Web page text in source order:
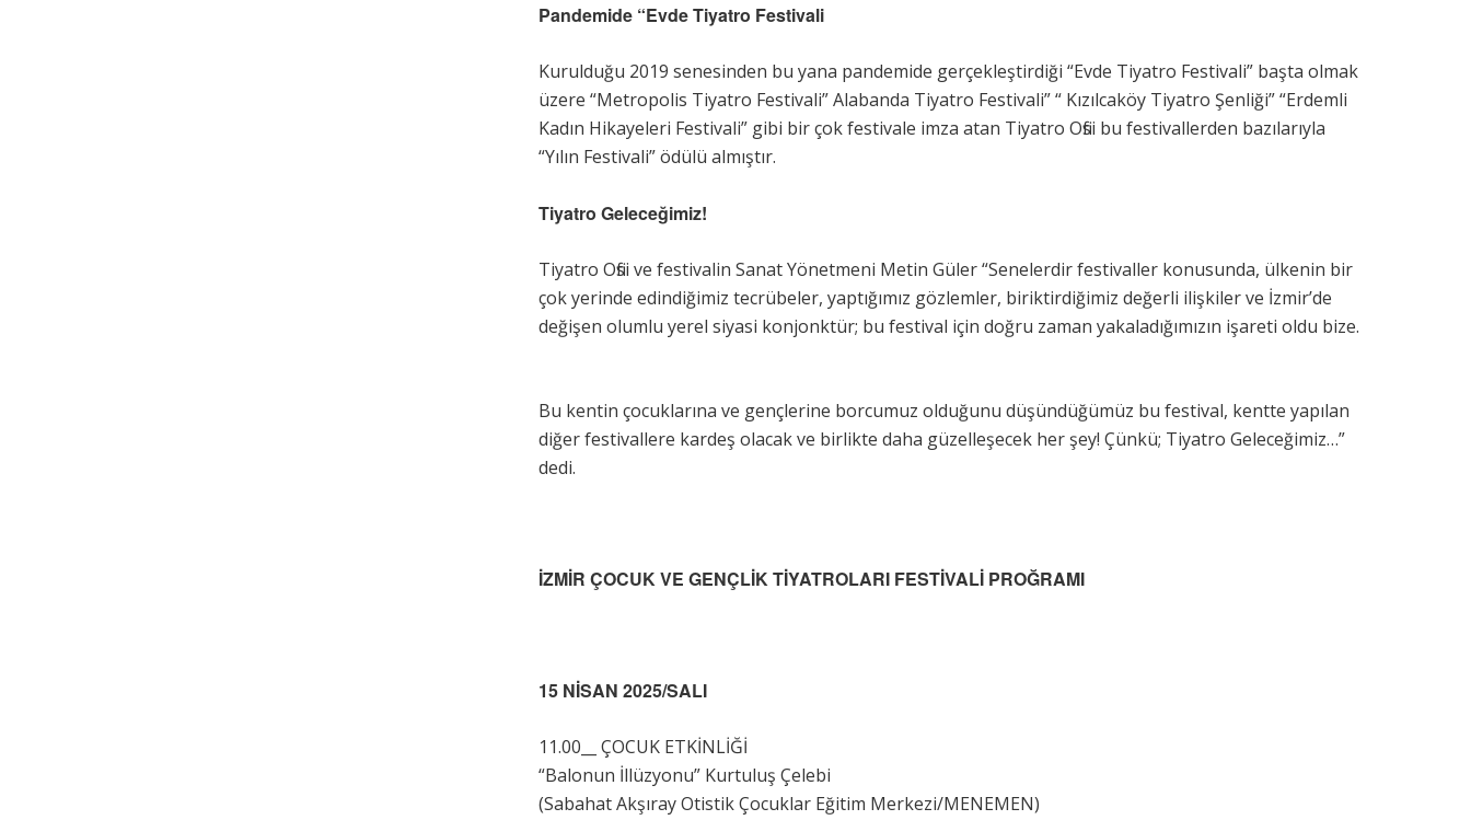
Pandemide “Evde Tiyatro Festivali
Kurulduğu 2019 senesinden bu yana pandemide gerçekleştirdiği “Evde Tiyatro Festivali” başta olmak
üzere “Metropolis Tiyatro Festivali” Alabanda Tiyatro Festivali” “ Kızılcaköy Tiyatro Şenliği” “Erdemli
Kadın Hikayeleri Festivali” gibi bir çok festivale imza atan Tiyatro Ofisi bu festivallerden bazılarıyla
“Yılın Festivali” ödülü almıştır.
Tiyatro Geleceğimiz!
Tiyatro Ofisi ve festivalin Sanat Yönetmeni Metin Güler “Senelerdir festivaller konusunda, ülkenin bir
çok yerinde edindiğimiz tecrübeler, yaptığımız gözlemler, biriktirdiğimiz değerli ilişkiler ve İzmir’de
değişen olumlu yerel siyasi konjonktür; bu festival için doğru zaman yakaladığımızın işareti oldu bize.
Bu kentin çocuklarına ve gençlerine borcumuz olduğunu düşündüğümüz bu festival, kentte yapılan
diğer festivallere kardeş olacak ve birlikte daha güzelleşecek her şey! Çünkü; Tiyatro Geleceğimiz…”
dedi.
İZMİR ÇOCUK VE GENÇLİK TİYATROLARI FESTİVALİ PROĞRAMI
15 NİSAN 2025/SALI
11.00__ ÇOCUK ETKİNLİĞİ
“Balonun İllüzyonu” Kurtuluş Çelebi
(Sabahat Akşıray Otistik Çocuklar Eğitim Merkezi/MENEMEN)